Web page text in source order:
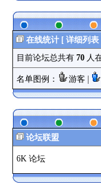
在线统计 [ 详细列表
目前论坛总共有 70 人
名单图例： 游客 |
论坛联盟
6K 论坛